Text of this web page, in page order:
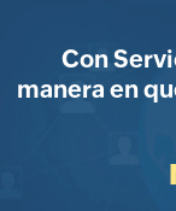
Con
manera en